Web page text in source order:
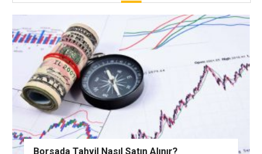
Borsada Tahvil Nasıl Satın Alınır?